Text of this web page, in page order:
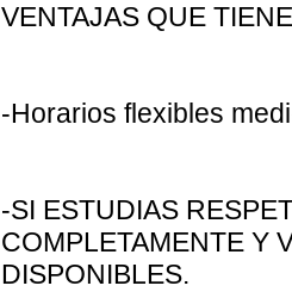
VENTAJAS QUE
-Horarios flexibles
-SI ESTUDIAS
COMPLETAMENTE Y
DISPONIBLES.